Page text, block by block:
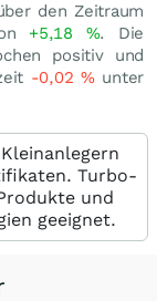
den Zeitraum
+5,18 %. Die
positiv und
-0,02%unter
Turbo-
und
geeignet.